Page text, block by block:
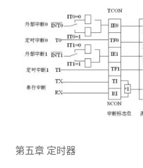
第五章 定时器